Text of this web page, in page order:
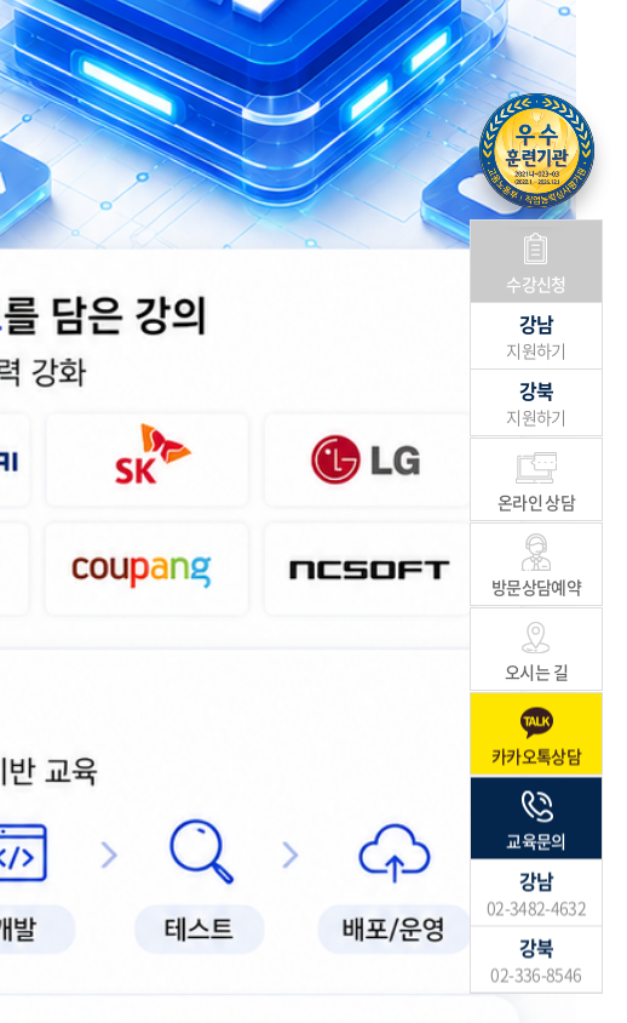
수강신청
강남
지원하기
강북
지원하기
온라인 상담
방문상담예약
오시는 길
카카오톡상담
교육문의
강남
02-3482-4632
강북
02-336-8546